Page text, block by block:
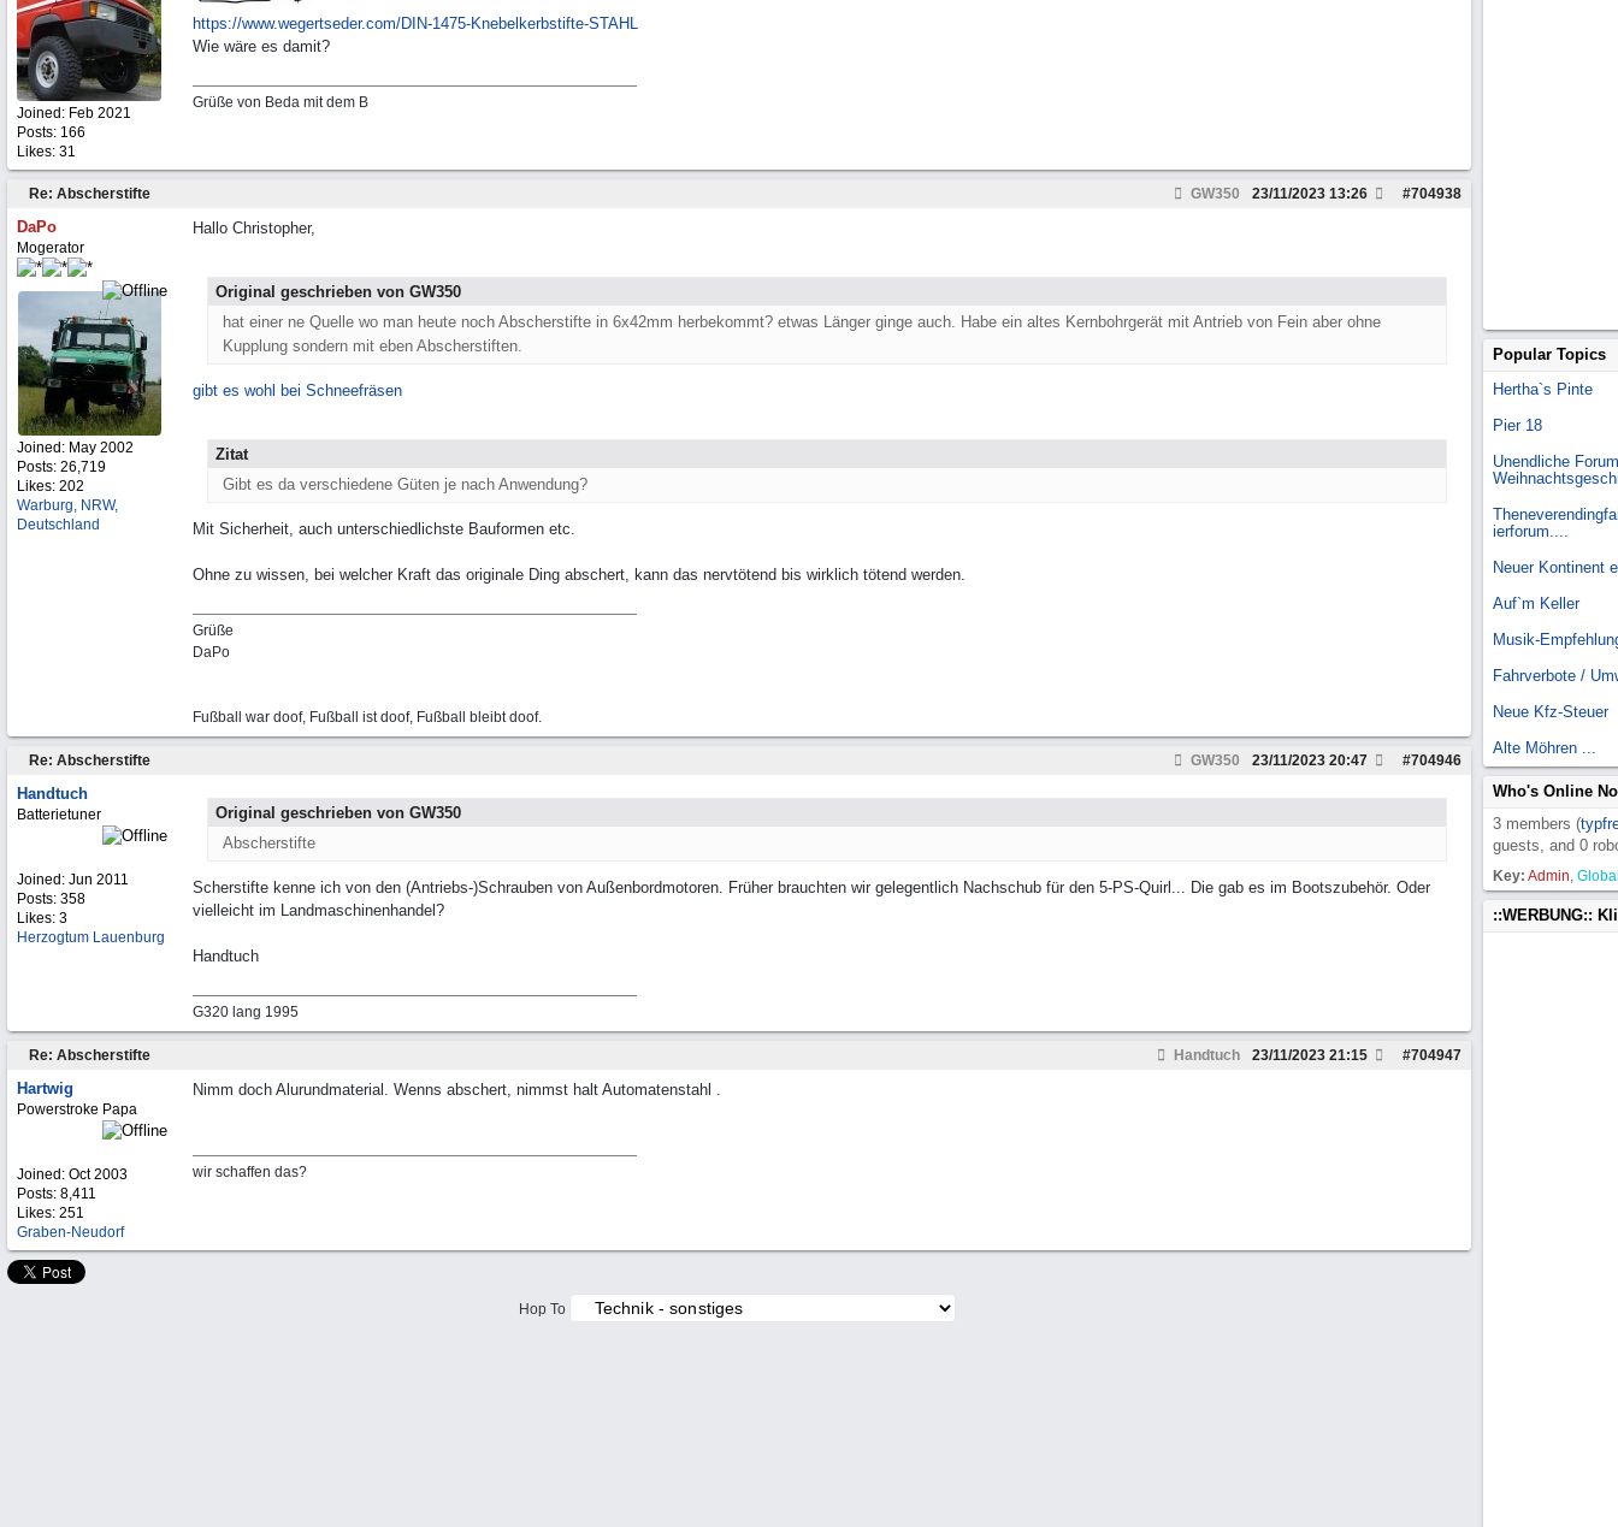
Joined: Feb 2021
Posts: 166
Likes: 31
https://www.wegertseder.com/DIN-1475-Knebelkerbstifte-STAHL
Wie wäre es damit?
Grüße von Beda mit dem B
Re: Abscherstifte GW350 #704938
23/11/2023 13:26
DaPo
Mogerator
Joined: May 2002
Posts: 26,719
Likes: 202
Warburg, NRW,
Deutschland
Hallo Christopher,
Original geschrieben von GW350
hat einer ne Quelle wo man heute noch Abscherstifte in 6x42mm herbekommt? etwas Länger ginge auch. Habe ein altes Kernbohrgerät mit Antrieb von Fein aber ohne
Kupplung sondern mit eben Abscherstiften.
gibt es wohl bei Schneefräsen
Zitat
Gibt es da verschiedene Güten je nach Anwendung?
Mit Sicherheit, auch unterschiedlichste Bauformen etc.
Ohne zu wissen, bei welcher Kraft das originale Ding abschert, kann das nervtötend bis wirklich tötend werden.
Grüße
DaPo
Fußball war doof, Fußball ist doof, Fußball bleibt doof.
Re: Abscherstifte GW350 #704946
23/11/2023 20:47
Handtuch
Batterietuner
Joined: Jun 2011
Posts: 358
Likes: 3
Herzogtum Lauenburg
Original geschrieben von GW350
Abscherstifte
Scherstifte kenne ich von den (Antriebs-)Schrauben von Außenbordmotoren. Früher brauchten wir gelegentlich Nachschub für den 5-PS-Quirl... Die gab es im Bootszubehör. Oder
vielleicht im Landmaschinenhandel?
Handtuch
G320 lang 1995
Re: Abscherstifte Handtuch #704947
23/11/2023 21:15
Hartwig
Powerstroke Papa
Joined: Oct 2003
Posts: 8,411
Likes: 251
Graben-Neudorf
Nimm doch Alurundmaterial. Wenns abschert, nimmst halt Automatenstahl .
wir schaffen das?
Hop To
Popular Topics
Hertha`s Pinte
Pier 18
Unendliche
ierforum....
Neuer Kontinent
Auf`m Keller
Musik-
Fahrverbote /
Neue Kfz-Steuer
Alte Möhren ...
Who's Online
3 members (
guests, and 0
Key: Admin,
::WERBUNG::